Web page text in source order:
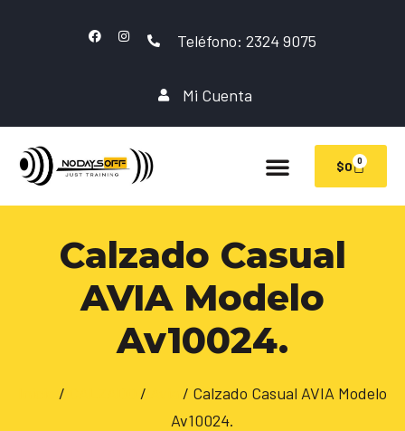
Teléfono: 2324 9075
Mi Cuenta
$0 0
Calzado Casual
AVIA Modelo
Av10024.
/ /
/ Calzado Casual AVIA Modelo
Av10024.